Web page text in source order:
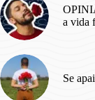
a vida
Se